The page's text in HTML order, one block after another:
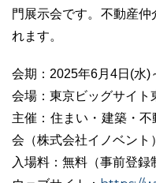
03-
門展示会です。不動産
れます。
会期：2025年6月4日(水)
会場：東京ビッグサイト
主催：住まい・建築・
会（株式会社イノベント）
入場料：無料（事前登録